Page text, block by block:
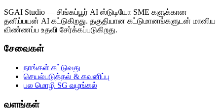
SGAI Studio — சிங்கப்பூர் AI ஸ்டுடியோ SME களுக்கான
தனிப்பயன் AI கட்டுகிறது. தகுதியான கட்டுமானங்களுடன் மானிய
விண்ணப்ப உதவி சேர்க்கப்படுகிறது.
சேவைகள்
நாங்கள் கட்டுவது
செயல்படுத்தல் & கவனிப்பு
பல மொழி SG வழங்கல்
வளங்கள்